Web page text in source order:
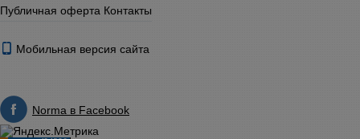
Публичная оферта Контакты
Мобильная версия сайта
Norma в Facebook